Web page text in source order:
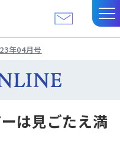
年04月号
は見ごたえ満